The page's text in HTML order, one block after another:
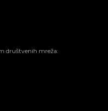
društvenih mreža: